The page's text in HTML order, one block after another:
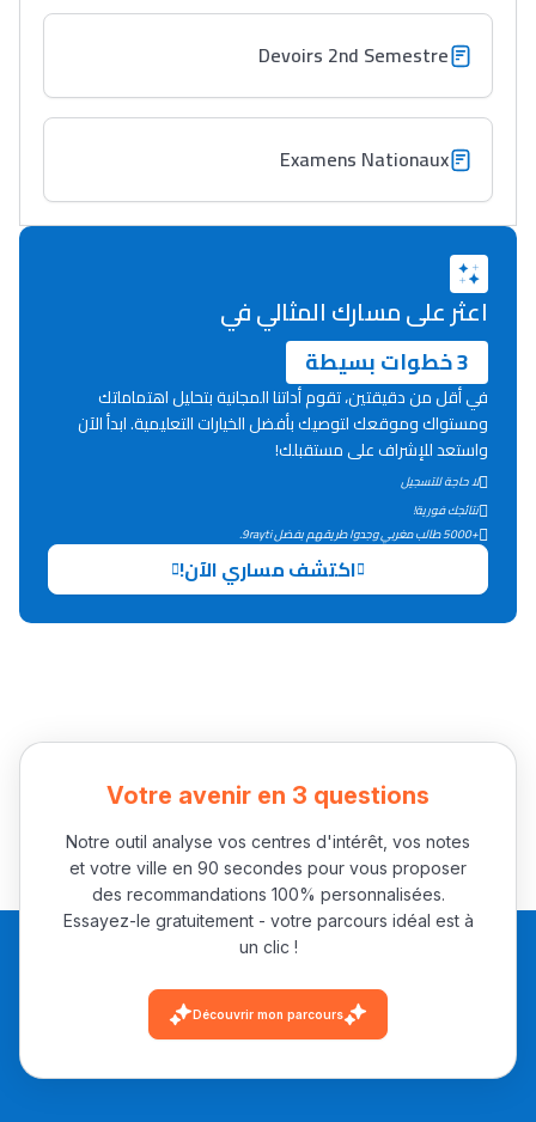
دليل المهن
ما يزيد عن 149 مهنة
دليل التوجيه
التوجيه بالثانوي و الإعدادي
ومن الخارج، بشرى
أمسكين بنات مسارها
خطوة بخطوة - مترجم
القراية و الخدمة فمجال
تقويم البصر مع المختصّة
مريم الزواكي
مسار عبد العزيز فتيشي،
المبدع فمجال الديكور و
النحت اللي كيحلم يحيي
Devoirs 2nd Semestre
Examens Nationaux
اعثر على مسارك المثالي في
3 خطوات بسيطة
في أقل من دقيقتين، تقوم أداتنا المجانية بتحليل اهتماماتك
ومستواك وموقعك لتوصيك بأفضل الخيارات التعليمية. ابدأ الآن
واستعد للإشراف على مستقبلك!
لا حاجة للتسجيل
نتائجك فورية!
+5000 طالب مغربي وجدوا طريقهم بفضل 9rayti.
اكتشف مساري الآن!
Votre avenir en 3 questions
Notre outil analyse vos centres d'intérêt, vos notes
et votre ville en 90 secondes pour vous proposer
des recommandations 100% personnalisées.
Essayez-le gratuitement - votre parcours idéal est à
un clic !
Découvrir mon parcours